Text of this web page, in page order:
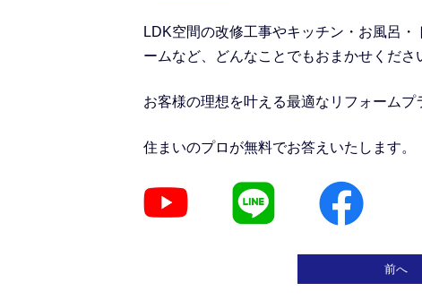
LDK空間の改修工事やキッチン・お風呂・
ームなど、どんなことでもおまかせくださ
お客様の理想を叶える最適なリフォームプ
住まいのプロが無料でお答えいたします。
前へ